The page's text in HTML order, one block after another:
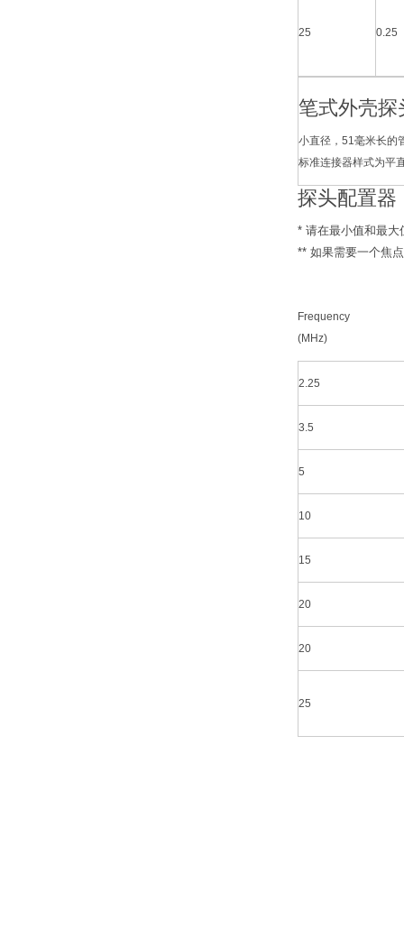
25 0.25
笔式外壳探
小直径，51毫米长的
标准连接器样式为平
探头配置器
* 请在最小值和最
** 如果需要一个焦
Frequency
(MHz)
2.25
3.5
5
10
15
20
20
25